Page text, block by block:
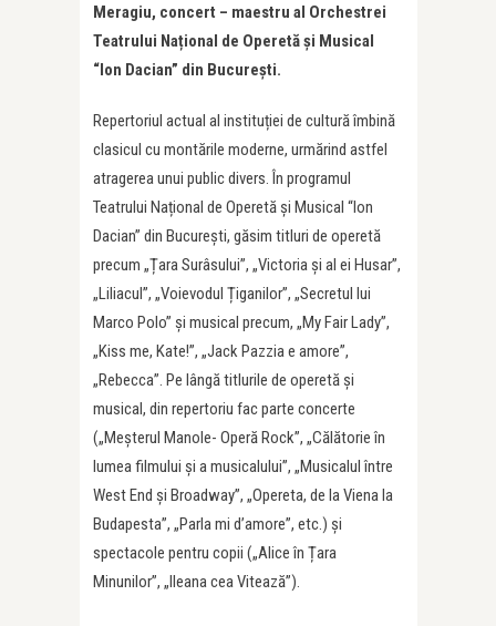
Meragiu, concert – maestru al Orchestrei
Teatrului Național de Operetă și Musical
“Ion Dacian” din București.
Repertoriul actual al instituției de cultură îmbină
clasicul cu montările moderne, urmărind astfel
atragerea unui public divers. În programul
Teatrului Național de Operetă și Musical “Ion
Dacian” din București, găsim titluri de operetă
precum „Țara Surâsului”, „Victoria și al ei Husar”,
„Liliacul”, „Voievodul Țiganilor”, „Secretul lui
Marco Polo” și musical precum, „My Fair Lady”,
„Kiss me, Kate!”, „Jack Pazzia e amore”,
„Rebecca”. Pe lângă titlurile de operetă și
musical, din repertoriu fac parte concerte
(„Meșterul Manole- Operă Rock”, „Călătorie în
lumea filmului și a musicalului”, „Musicalul între
West End și Broadway”, „Opereta, de la Viena la
Budapesta”, „Parla mi d’amore”, etc.) și
spectacole pentru copii („Alice în Țara
Minunilor”, „Ileana cea Vitează”).